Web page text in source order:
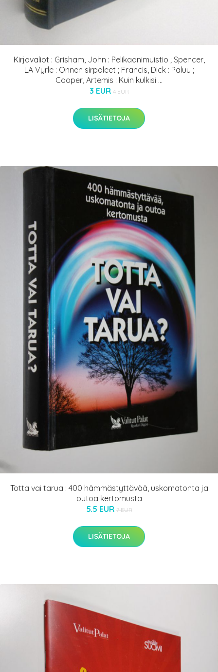
Kirjavaliot : Grisham, John : Pelikaanimuistio ; Spencer,
LA Vyrle : Onnen sirpaleet ; Francis, Dick : Paluu ;
Cooper, Artemis : Kuin kulkisi ...
3 EUR 4 EUR
LISÄTIETOJA
Totta vai tarua : 400 hämmästyttävää, uskomatonta ja
outoa kertomusta
5.5 EUR 7 EUR
LISÄTIETOJA